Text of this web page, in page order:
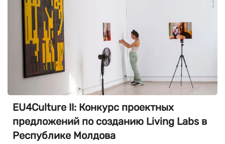
EU4Culture II: Конкурс проектных
предложений по созданию Living Labs в
Республике Молдова